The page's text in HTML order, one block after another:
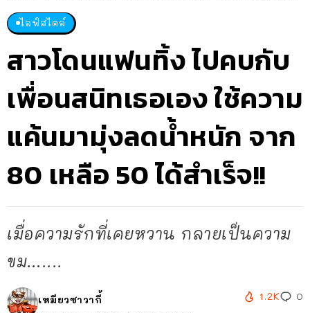
ไลฟ์สไตล์
สาวโดนแฟนทิ้ง ไปคบกับ
เพื่อนสนิทเธอเอง ใช้ความ
แค้นมามุ่งลดน้ำหนัก จาก
80 เหลือ 50 ได้สำเร็จ!!
เมื่อความรักที่เคยหวาน กลายเป็นความ
ขม…....
เหมียวซาวากี้ 1.2K 0